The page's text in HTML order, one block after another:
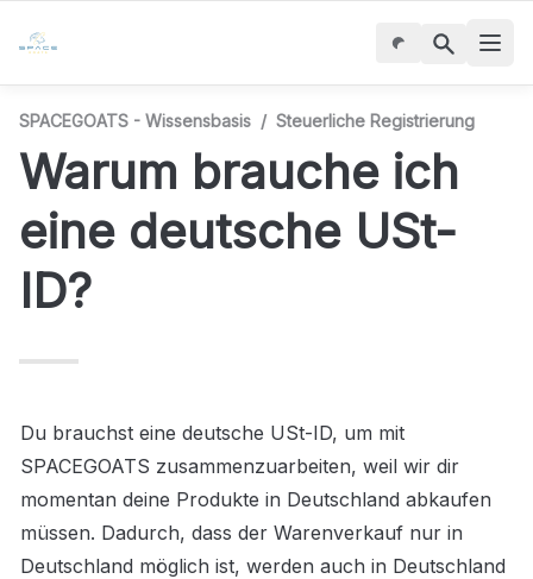
SPACEGOATS - Wissensbasis / Steuerliche Registrierung
Warum brauche ich
eine deutsche USt-
ID?
Du brauchst eine deutsche USt-ID, um mit
SPACEGOATS zusammenzuarbeiten, weil wir dir
momentan deine Produkte in Deutschland abkaufen
müssen. Dadurch, dass der Warenverkauf nur in
Deutschland möglich ist, werden auch in Deutschland